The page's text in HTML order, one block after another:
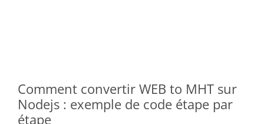
Comment convertir WEB to MHT sur
Nodejs : exemple de code étape par
étape